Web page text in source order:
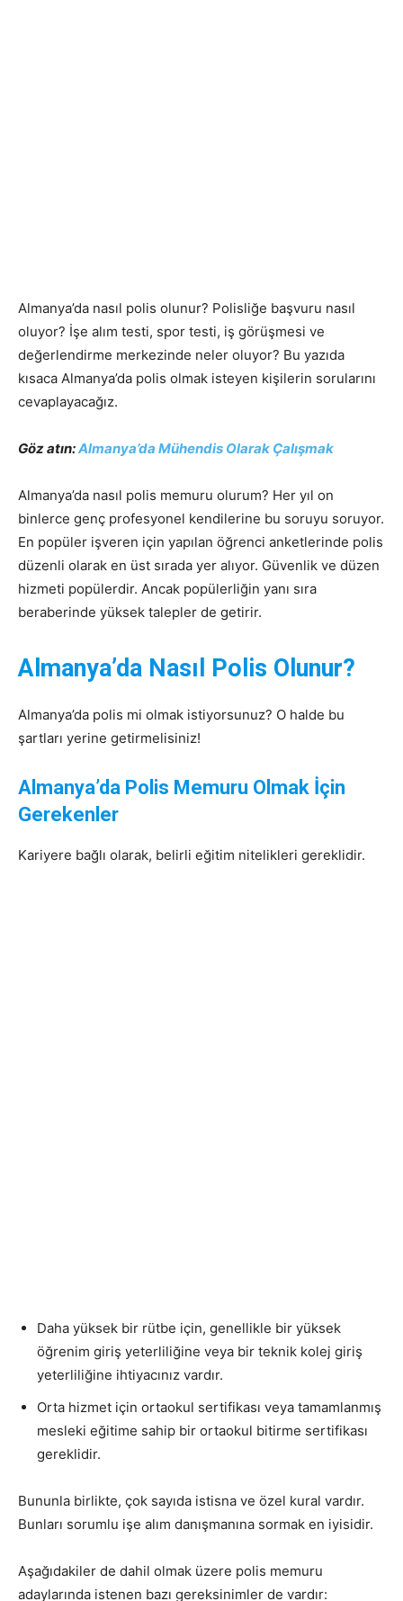
Almanya’da nasıl polis olunur? Polisliğe başvuru nasıl
oluyor? İşe alım testi, spor testi, iş görüşmesi ve
değerlendirme merkezinde neler oluyor? Bu yazıda
kısaca Almanya’da polis olmak isteyen kişilerin sorularını
cevaplayacağız.
Göz atın:Almanya’da Mühendis Olarak Çalışmak
Almanya’da nasıl polis memuru olurum? Her yıl on
binlerce genç profesyonel kendilerine bu soruyu soruyor.
En popüler işveren için yapılan öğrenci anketlerinde polis
düzenli olarak en üst sırada yer alıyor. Güvenlik ve düzen
hizmeti popülerdir. Ancak popülerliğin yanı sıra
beraberinde yüksek talepler de getirir.
Almanya’da Nasıl Polis Olunur?
Almanya’da polis mi olmak istiyorsunuz? O halde bu
şartları yerine getirmelisiniz!
Almanya’da Polis Memuru Olmak İçin
Gerekenler
Kariyere bağlı olarak, belirli eğitim nitelikleri gereklidir.
Daha yüksek bir rütbe için, genellikle bir yüksek
öğrenim giriş yeterliliğine veya bir teknik kolej giriş
yeterliliğine ihtiyacınız vardır.
Orta hizmet için ortaokul sertifikası veya tamamlanmış
mesleki eğitime sahip bir ortaokul bitirme sertifikası
gereklidir.
Bununla birlikte, çok sayıda istisna ve özel kural vardır.
Bunları sorumlu işe alım danışmanına sormak en iyisidir.
Aşağıdakiler de dahil olmak üzere polis memuru
adaylarında istenen bazı gereksinimler de vardır: